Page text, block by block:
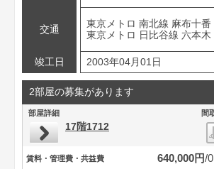
交通
東京メトロ 南北線 麻布十番
東京メトロ 日比谷線 六本木
竣工日 2003年04月01日
2部屋の募集があります
部屋詳細 間
17階1712
賃料・管理費・共益費 640,000円